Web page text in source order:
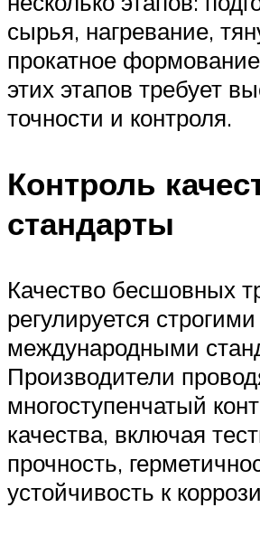
сырья, нагревание,
прокатное
этих этапов требует
точности и контроля.
Контроль
стандарты
Качество бесшовных
регулируется строгими
международными
Производители
многоступенчатый
качества, включая
прочность,
устойчивость к